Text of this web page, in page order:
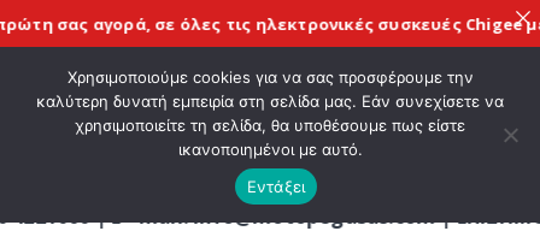
ΚΑΛΩΣ ΗΡΘΑΤΕ ΣΤΟ E-SHOP ΜΟΤΟ ΠΗΓΑΣΟΣ !
| ΕΠΙΣΗΜΟΣ
αγορά, σε όλες τιςηλεκτρονικές συσκευές Chigeeμε την
Χρησιμοποιούμε cookies για να σας προσφέρουμε την
καλύτερη δυνατή εμπειρία στη σελίδα μας. Εάν συνεχίσετε να
χρησιμοποιείτε τη σελίδα, θα υποθέσουμε πως είστε
ικανοποιημένοι με αυτό.
Εντάξει